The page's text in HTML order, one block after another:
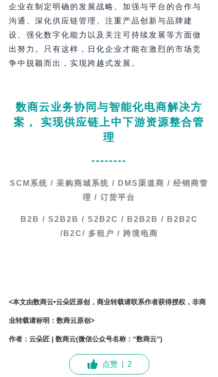
企业在制定明确的发展战略、加强与平台的合作与
沟通、深化供应链管理、注重产品创新与品牌建
设、强化数字化能力以及关注可持续发展等方面做
出努力。只有这样，日化企业才能在激烈的市场竞
争中脱颖而出，实现跨越式发展。
数商云业务协同与智能化电商解决方
案， 实现供应链上中下游资源整合管
理
--------
SCM系统 / 采购商城系统 / DMS渠道商 / 经销商管
理 / 订货平台
B2B / S2B2B / S2B2C / B2B2B / B2B2C
/B2C/ 多租户 / 跨境电商
<本文由数商云•云朵匠原创，商业转载请联系作者获得授权，非商
业转载请标明：数商云原创>
作者：云朵匠 | 数商云(微信公众号名称：“数商云”)
点赞 2